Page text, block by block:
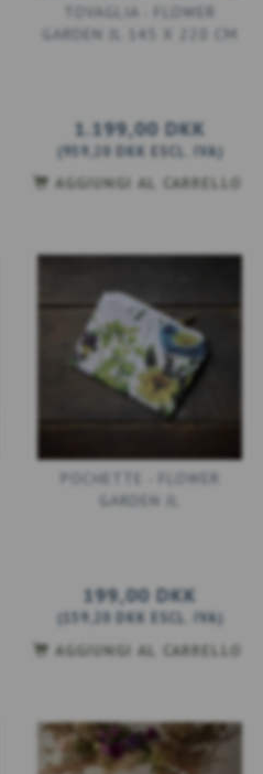
TOVAGLIA - FLOWER
GARDEN JL 145 X 220 CM
1.199,00 DKK
959,20 DKK ESCL. IVA
AGGIUNGI AL CARRELLO
POCHETTE - FLOWER
GARDEN JL
199,00 DKK
( 159,20 DKK ESCL. IVA
AGGIUNGI AL CARRELLO